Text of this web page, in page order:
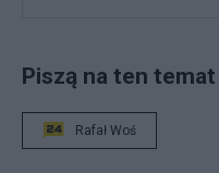
Piszą na ten temat
Rafał Woś